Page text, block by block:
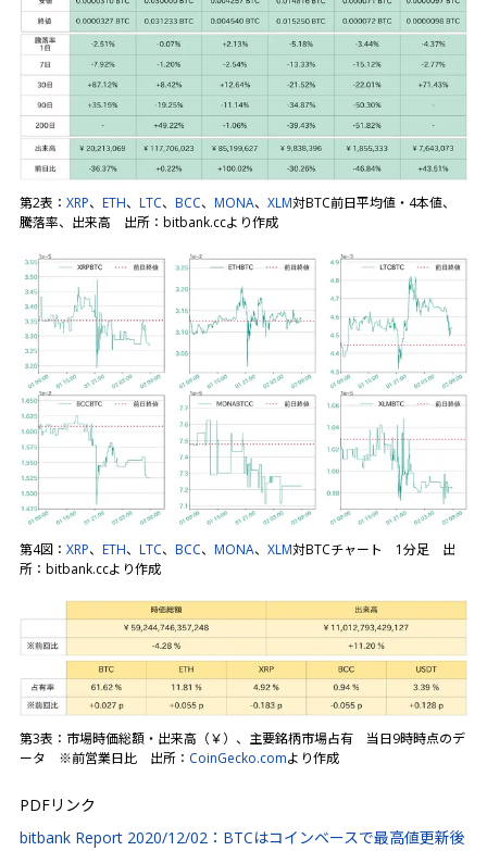
第2表： XRP、 ETH、 LTC、 BCC、 MONA、 XLM対BTC前日平均値・4本値、
騰落率、出来高 出所：bitbank.ccより作成
第4図： XRP、 ETH、 LTC、 BCC、 MONA、 XLM対BTCチャート 1分足 出
所：bitbank.ccより作成
第3表：市場時価総額・出来高（￥）、主要銘柄市場占有 当日9時時点のデ
ータ ※前営業日比 出所： CoinGecko.comより作成
PDFリンク
bitbank Report 2020/12/02：BTCはコインベースで最高値更新後